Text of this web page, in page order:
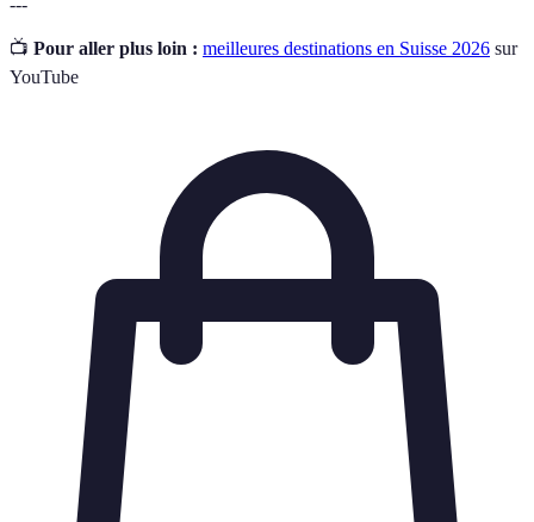
📺 Pour aller plus loin : meilleures destinations en Suisse 2026 sur
YouTube